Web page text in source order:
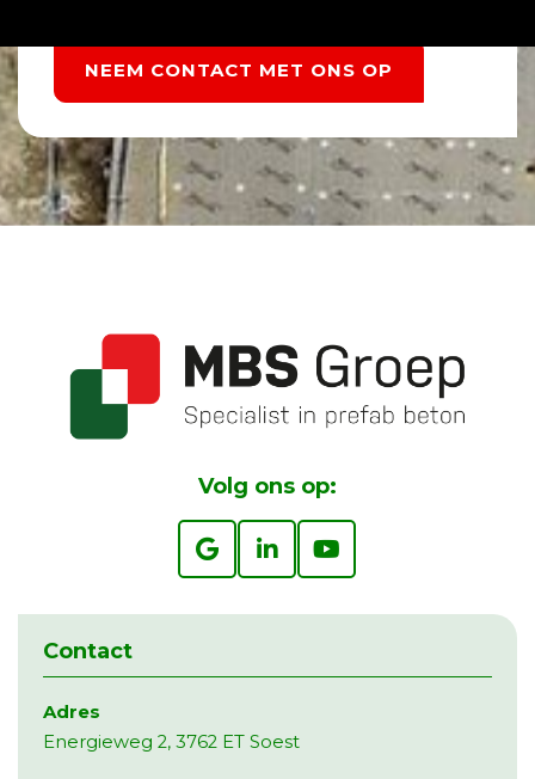
NEEM CONTACT MET ONS OP
Volg ons op:
Contact
Adres
Energieweg 2, 3762 ET Soest